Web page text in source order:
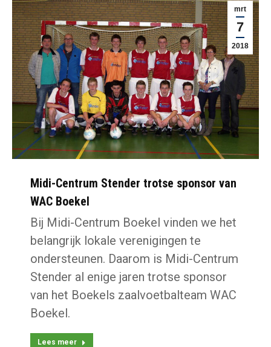
mrt
7
2018
Midi-Centrum Stender trotse sponsor van
WAC Boekel
Bij Midi-Centrum Boekel vinden we het
belangrijk lokale verenigingen te
ondersteunen. Daarom is Midi-Centrum
Stender al enige jaren trotse sponsor
van het Boekels zaalvoetbalteam WAC
Boekel.
Lees meer